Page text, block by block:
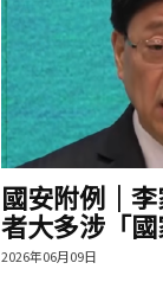
國安附例｜
者大多涉「
2026年06月09日